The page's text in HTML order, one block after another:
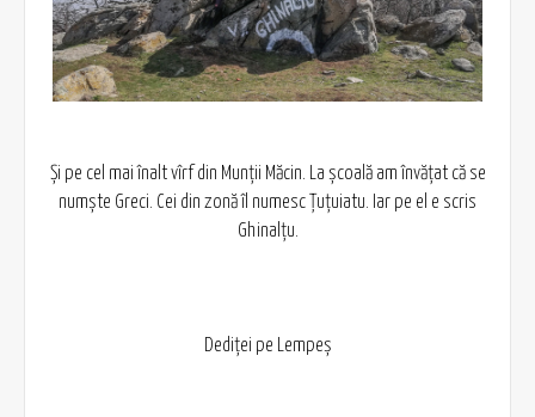
Și pe cel mai înalt vîrf din Munții Măcin. La școală am învățat că se
numște Greci. Cei din zonă îl numesc Țuțuiatu. Iar pe el e scris
Ghinalțu.
Dediței pe Lempeș